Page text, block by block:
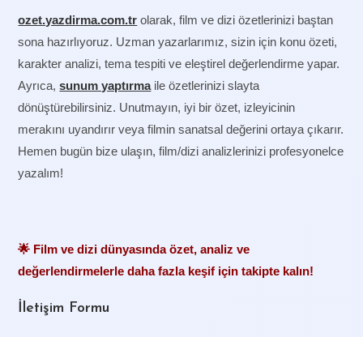
ozet.yazdirma.com.tr olarak, film ve dizi özetlerinizi baştan
sona hazırlıyoruz. Uzman yazarlarımız, sizin için konu özeti,
karakter analizi, tema tespiti ve eleştirel değerlendirme yapar.
Ayrıca,sunum yaptırmaile özetlerinizi slayta
dönüştürebilirsiniz. Unutmayın, iyi bir özet, izleyicinin
merakını uyandırır veya filmin sanatsal değerini ortaya çıkarır.
Hemen bugün bize ulaşın, film/dizi analizlerinizi profesyonelce
yazalım!
🌟 Film ve dizi dünyasında özet, analiz ve
değerlendirmelerle daha fazla keşif için takipte kalın!
İletişim Formu